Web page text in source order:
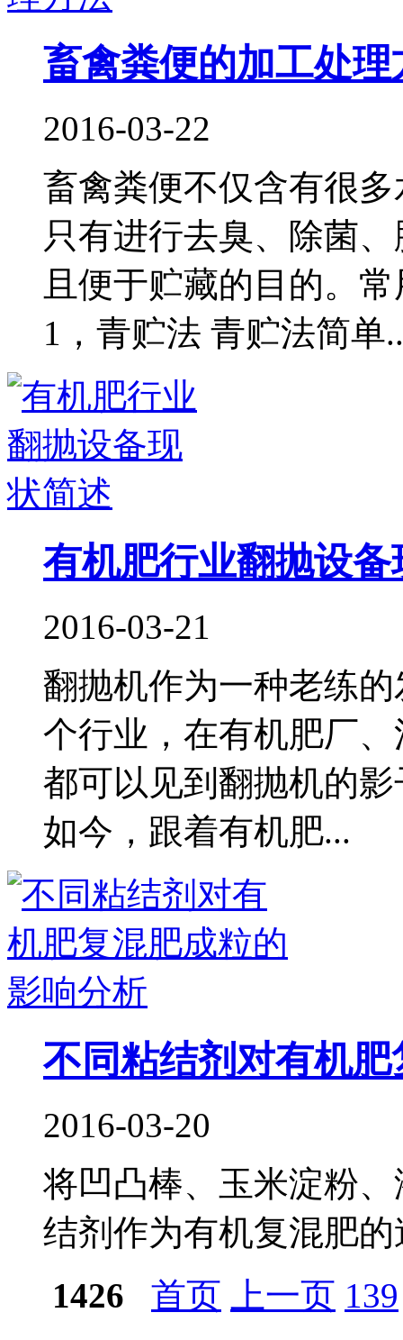
畜禽粪便的加工处理
2016-03-22
畜禽粪便不仅含有很
只有进行去臭、除菌
且便于贮藏的目的。
1，青贮法 青贮法简单
有机肥行业翻抛设备
2016-03-21
翻抛机作为一种老练
个行业，在有机肥厂
都可以见到翻抛机的
如今，跟着有机肥...
不同粘结剂对有机
2016-03-20
将凹凸棒、玉米淀粉
结剂作为有机复混肥
1426
首页 上一页 139